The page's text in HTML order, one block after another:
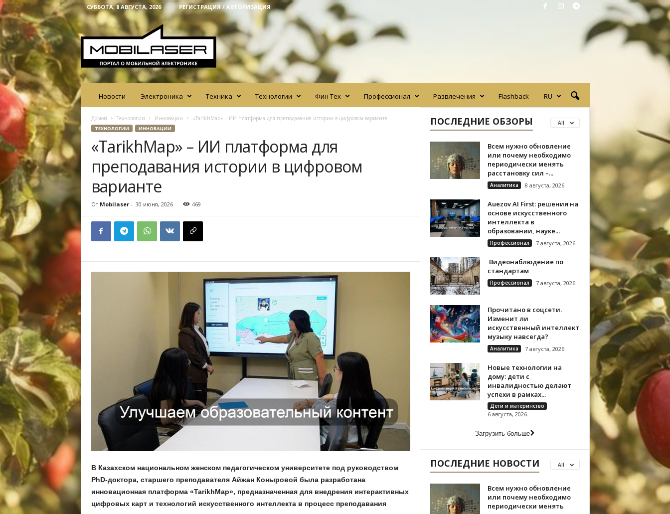
СУББОТА, 8 АВГУСТА, 2026 РЕГИСТРАЦИЯ / АВТОРИЗАЦИЯ
M
o
b
a
s
e
r
Новости Электроника Техника Технологии Фин Тех Профессионал Развлечения Flashback RU
Домой Технологии Инновации «TarikhMap» – ИИ платформа для преподавания истории в цифровом варианте
ТЕХНОЛОГИИ ИННОВАЦИИ
«TarikhMap» – ИИ платформа для
преподавания истории в цифровом
варианте
От Mobilaser- 30 июня, 2026 469
В Казахском национальном женском педагогическом университете под руководством
PhD-доктора, старшего преподавателя Айжан Коныровой была разработана
инновационная платформа «TarikhMap», предназначенная для внедрения интерактивных
цифровых карт и технологий искусственного интеллекта в процесс преподавания
ПОСЛЕДНИЕ ОБЗОРЫ All
Всем нужно обновление
или почему необходимо
периодически менять
расстановку сил –...
Аналитика 8 августа, 2026
Auezov AI First: решения на
основе искусственного
интеллекта в
образовании, науке...
Профессионал 7 августа, 2026
Видеонаблюдение по
стандартам
Профессионал 7 августа, 2026
Прочитано в соцсети.
Изменит ли
искусственный интеллект
музыку навсегда?
Аналитика 7 августа, 2026
Новые технологии на
дому: дети с
инвалидностью делают
успехи в рамках...
Дети и материнство
6 августа, 2026
Загрузить больше
ПОСЛЕДНИЕ НОВОСТИ All
Всем нужно обновление
или почему необходимо
периодически менять